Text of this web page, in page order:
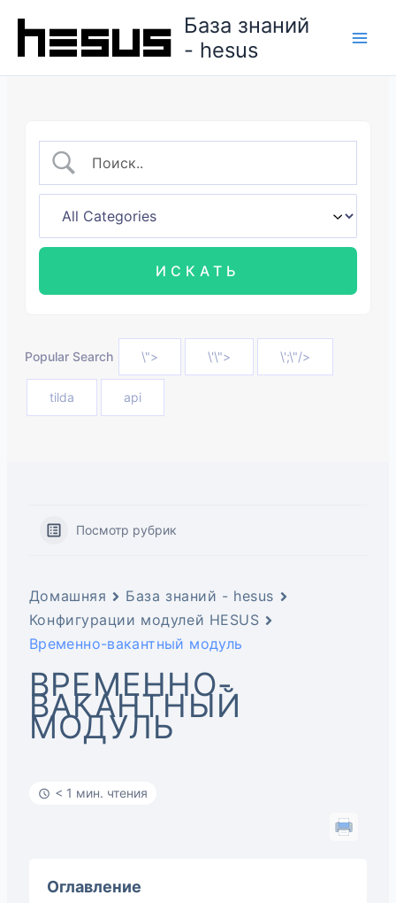
содержимому
База знаний
- hesus
Popular Search \"> \'\"> \';\"/>
tilda api
Посмотр рубрик
Домашняя
База знаний - hesus
Конфигурации модулей HESUS
Временно-вакантный модуль
ВРЕМЕННО-
ВАКАНТНЫЙ
МОДУЛЬ
< 1 мин. чтения
Оглавление